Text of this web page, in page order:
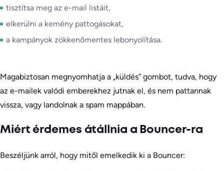
tisztítsa meg az e-mail listáit,
elkerülni a kemény pattogásokat,
a kampányok zökkenőmentes lebonyolítása.
Magabiztosan megnyomhatja a „küldés” gombot, tudva, hogy
az e-mailek valódi emberekhez jutnak el, és nem pattannak
vissza, vagy landolnak a spam mappában.
Miért érdemes átállnia a Bouncer-ra
Beszéljünk arról, hogy mitől emelkedik ki a Bouncer: